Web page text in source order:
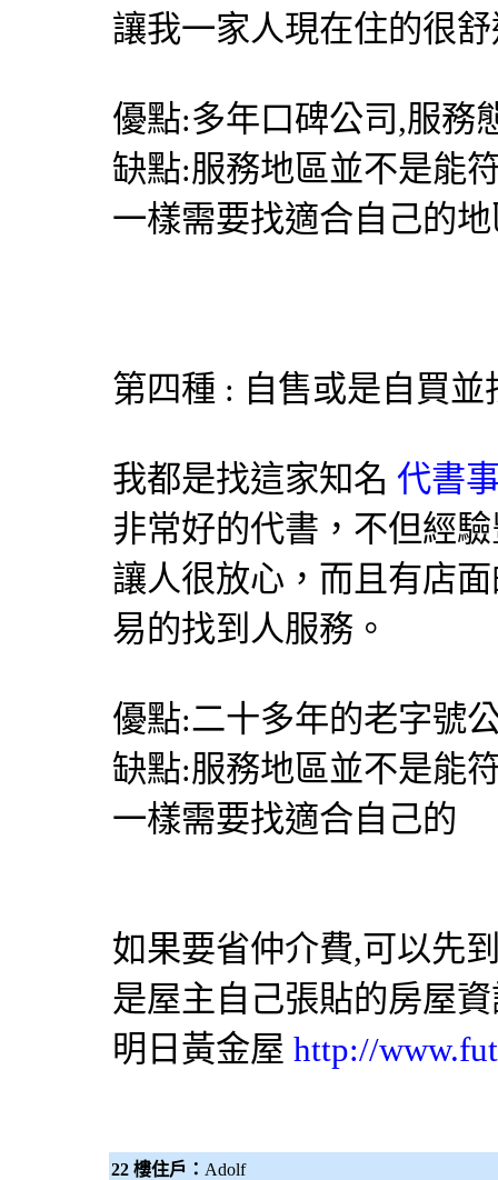
讓我一家人現在住的很
優點:多年口碑公司,服務
缺點:服務地區並不是能
一樣需要找適合自己的
第四種 : 自售或是自買
我都是找這家知名 代書
非常好的代書，不但經
讓人很放心，而且有店
易的找到人服務。
優點:二十多年的老字號
缺點:服務地區並不是能
一樣需要找適合自己的
如果要省仲介費,可以先
是屋主自己張貼的房屋
明日黃金屋 http://
22 樓住戶： Adolf